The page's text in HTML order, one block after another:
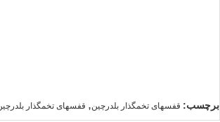
برچسب: قفسهای تخمگذار بلدرچین, قفسهای تخمگذار